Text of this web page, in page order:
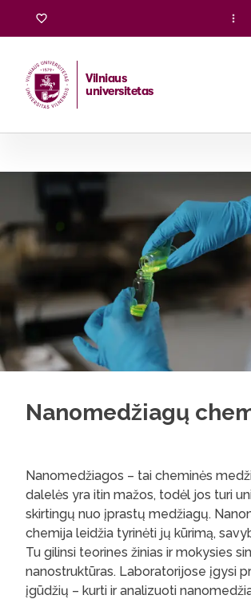
Vilniaus
universitetas
Nanomedžiagų
Nanomedžiagos – tai cheminės
dalelės yra itin mažos, todėl jos turi
skirtingų nuo įprastų medžiagų.
chemija leidžia tyrinėti jų kūrimą,
Tu gilinsi teorines žinias ir mokysies
nanostruktūras. Laboratorijose įgysi
įgūdžių – kurti ir analizuoti